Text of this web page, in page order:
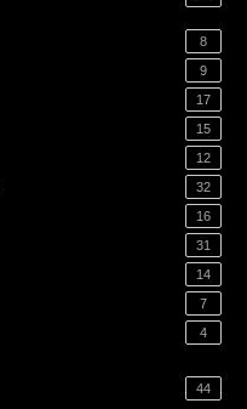
8
9
17
15
12
32
16
31
14
7
4
44